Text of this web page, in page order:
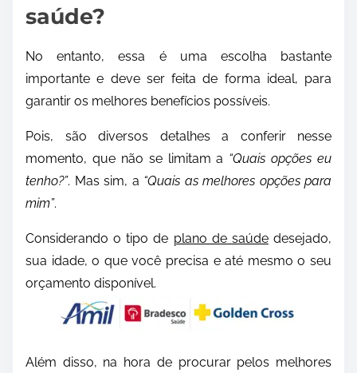
saúde?
No entanto, essa é uma escolha bastante
importante e deve ser feita de forma ideal, para
garantir os melhores benefícios possíveis.
Pois, são diversos detalhes a conferir nesse
momento, que não se limitam a “Quais opções eu
tenho?”. Mas sim, a “Quais as melhores opções para
mim”.
Considerando o tipo de plano de saúdedesejado,
sua idade, o que você precisa e até mesmo o seu
orçamento disponível.
Além disso, na hora de procurar pelos melhores